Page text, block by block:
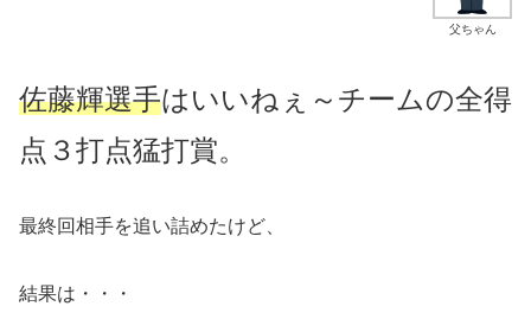
父ちゃん
佐藤輝選手はいいねぇ～チームの全得
点３打点猛打賞。
最終回相手を追い詰めたけど、
結果は・・・